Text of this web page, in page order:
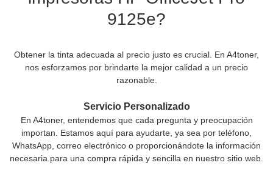
9125e?
Obtener la tinta adecuada al precio justo es crucial. En A4toner,
nos esforzamos por brindarte la mejor calidad a un precio
razonable.
Servicio Personalizado
En A4toner, entendemos que cada pregunta y preocupación
importan. Estamos aquí para ayudarte, ya sea por teléfono,
WhatsApp, correo electrónico o proporcionándote la información
necesaria para una compra rápida y sencilla en nuestro sitio web.